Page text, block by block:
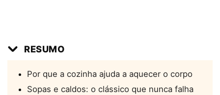
RESUMO
Por que a cozinha ajuda a aquecer o corpo
Sopas e caldos: o clássico que nunca falha